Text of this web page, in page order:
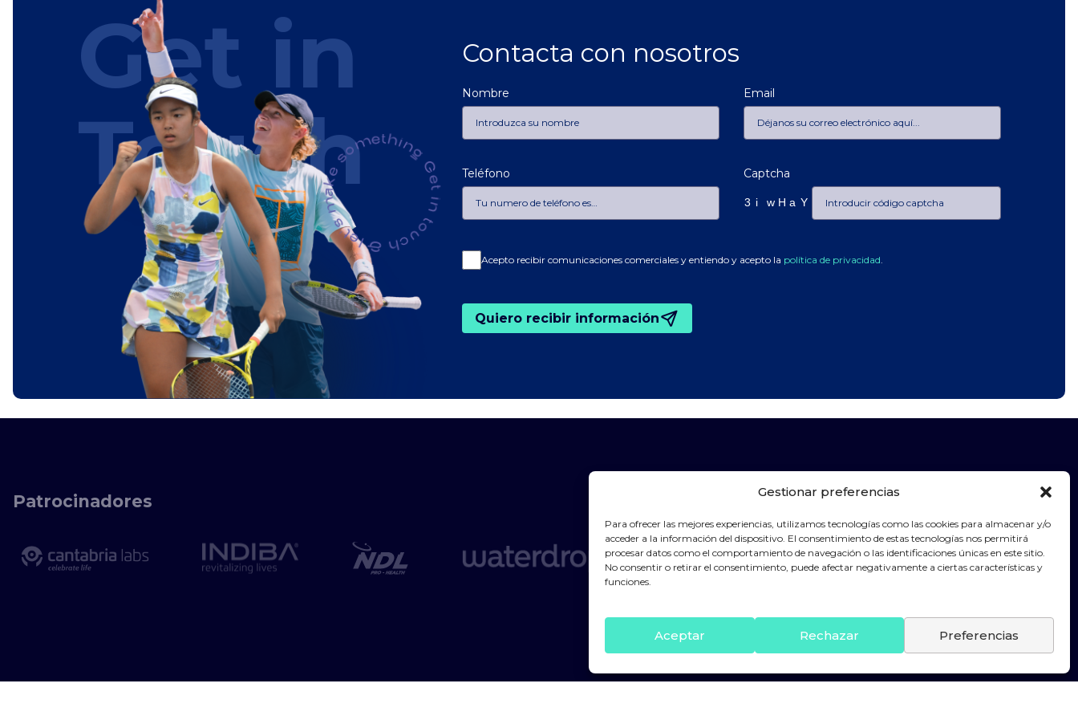
Gestionar preferencias
Para ofrecer las mejores experiencias, utilizamos tecnologías como las cookies para almacenar y/o
acceder a la información del dispositivo. El consentimiento de estas tecnologías nos permitirá
procesar datos como el comportamiento de navegación o las identificaciones únicas en este sitio.
No consentir o retirar el consentimiento, puede afectar negativamente a ciertas características y
funciones.
Aceptar Rechazar Preferencias
Get in
Touch
Contacta con nosotros
Nombre Email
Teléfono Captcha
Acepto recibir comunicaciones comerciales y entiendo y acepto la política de privacidad.
Quiero recibir información
Patrocinadores